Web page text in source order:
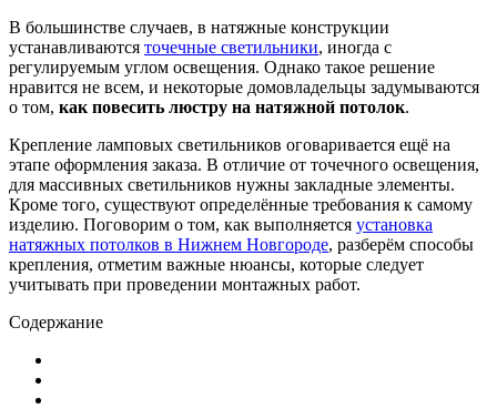
В большинстве случаев, в натяжные конструкции
устанавливаются точечные светильники, иногда с
регулируемым углом освещения. Однако такое решение
нравится не всем, и некоторые домовладельцы задумываются
о том, как повесить люстру на натяжной потолок.
Крепление ламповых светильников оговаривается ещё на
этапе оформления заказа. В отличие от точечного освещения,
для массивных светильников нужны закладные элементы.
Кроме того, существуют определённые требования к самому
изделию. Поговорим о том, как выполняется установка
натяжных потолков в Нижнем Новгороде, разберём способы
крепления, отметим важные нюансы, которые следует
учитывать при проведении монтажных работ.
Содержание